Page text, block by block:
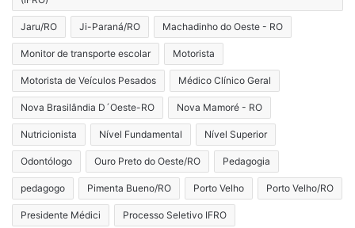
Jaru/RO Ji-Paraná/RO Machadinho do Oeste - RO
Monitor de transporte escolar Motorista
Motorista de Veículos Pesados Médico Clínico Geral
Nova Brasilândia D´Oeste-RO Nova Mamoré - RO
Nutricionista Nível Fundamental Nível Superior
Odontólogo Ouro Preto do Oeste/RO Pedagogia
pedagogo Pimenta Bueno/RO Porto Velho Porto Velho/RO
Presidente Médici Processo Seletivo IFRO